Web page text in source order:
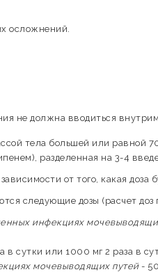
осложнений.
не должна вводиться
тела большей или равной
разделенная на 3-4
от того, какая доза
следующие дозы (расчет доз
инфекциях
в сутки или 1000 мг 2 раза в
мочевыводящих путей-